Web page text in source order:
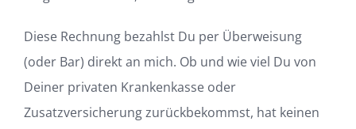
Diese Rechnung bezahlst Du per Überweisung
(oder Bar) direkt an mich. Ob und wie viel Du von
Deiner privaten Krankenkasse oder
Zusatzversicherung zurückbekommst, hat keinen